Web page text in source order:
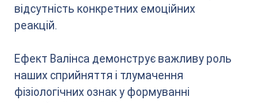
відсутність конкретних емоційних
реакцій.
Ефект Валінса демонструє важливу роль
наших сприйняття і тлумачення
фізіологічних ознак у формуванні